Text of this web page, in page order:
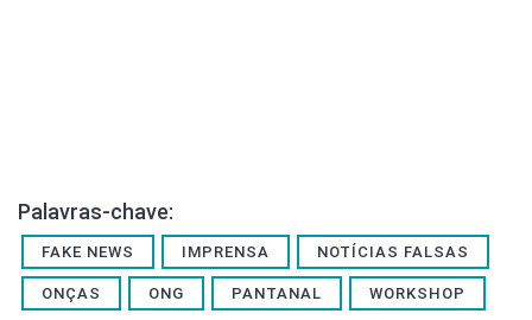
Palavras-chave:
FAKE NEWS IMPRENSA NOTÍCIAS FALSAS
ONÇAS ONG PANTANAL WORKSHOP